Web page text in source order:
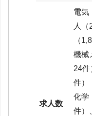
求人数
電気
人（
（
機械
24件
件）
化学
件）